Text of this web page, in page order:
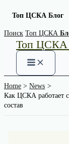
Топ ЦСКА Блог
Skip
content
Поиск Топ ЦСКА
Топ ЦСКА
Home
News
Как ЦСКА работает
состав